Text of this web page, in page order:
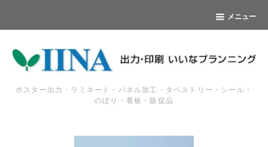
メニュー
ポスター出力・ラミネート・パネル加工・タペストリー・シール・
のぼり・看板・販促品